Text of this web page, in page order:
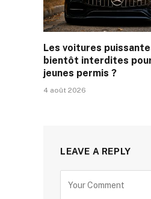
Les voitures
bientôt interdites
jeunes permis ?
4 août 2026
LEAVE A REPLY